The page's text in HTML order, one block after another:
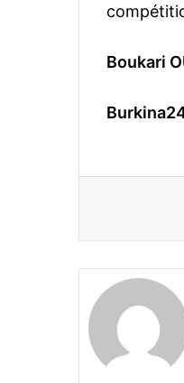
Boukari